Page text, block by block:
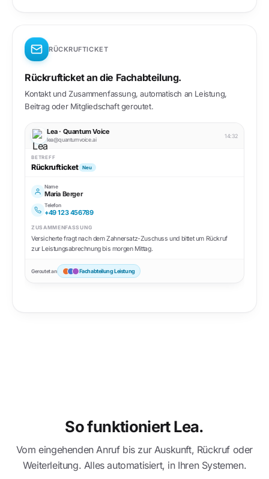
RÜCKRUFTICKET
Rückrufticket an die Fachabteilung.
Kontakt und Zusammenfassung, automatisch an Leistung,
Beitrag oder Mitgliedschaft geroutet.
Lea · Quantum Voice
lea@quantumvoice.ai
14:32
BETREFF
Rückrufticket Neu
Name
Maria Berger
Telefon
+49 123 456789
ZUSAMMENFASSUNG
Versicherte fragt nach dem Zahnersatz-Zuschuss und bittet um Rückruf
zur Leistungsabrechnung bis morgen Mittag.
Geroutet an Fachabteilung Leistung
So funktioniert Lea.
Vom eingehenden Anruf bis zur Auskunft, Rückruf oder
Weiterleitung. Alles automatisiert, in Ihren Systemen.